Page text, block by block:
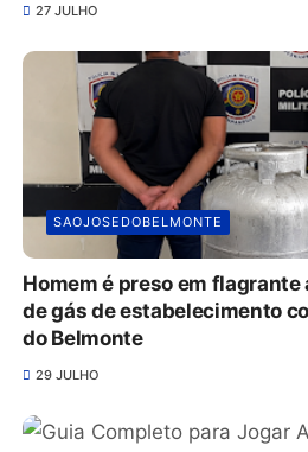
27 JULHO
SAOJOSEDOBELMONTE
Homem é preso em
de gás de estabelecimento
do Belmonte
29 JULHO